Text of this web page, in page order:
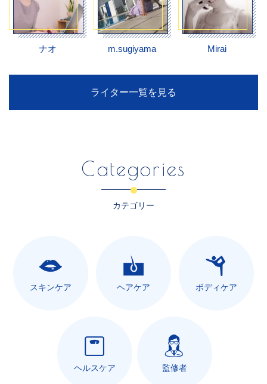
ナオ m.sugiyama Mirai
ライター一覧を見る
Categories
カテゴリー
スキンケア ヘアケア ボディケア
ヘルスケア 監修者